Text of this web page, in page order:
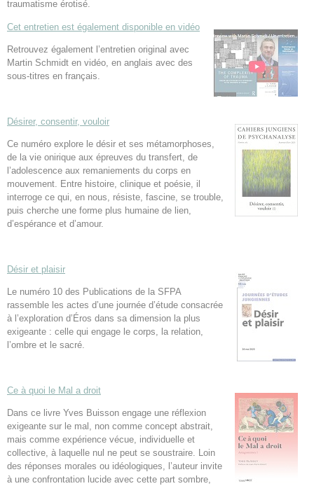
traumatisme érotisé.
Cet entretien est également disponible en vidéo
Retrouvez également l’entretien original avec
Martin Schmidt en vidéo, en anglais avec des
sous-titres en français.
Désirer, consentir, vouloir
Ce numéro explore le désir et ses métamorphoses,
de la vie onirique aux épreuves du transfert, de
l’adolescence aux remaniements du corps en
mouvement. Entre histoire, clinique et poésie, il
interroge ce qui, en nous, résiste, fascine, se trouble,
puis cherche une forme plus humaine de lien,
d’espérance et d’amour.
Désir et plaisir
Le numéro 10 des Publications de la SFPA
rassemble les actes d’une journée d’étude consacrée
à l’exploration d’Éros dans sa dimension la plus
exigeante : celle qui engage le corps, la relation,
l’ombre et le sacré.
Ce à quoi le Mal a droit
Dans ce livre Yves Buisson engage une réflexion
exigeante sur le mal, non comme concept abstrait,
mais comme expérience vécue, individuelle et
collective, à laquelle nul ne peut se soustraire. Loin
des réponses morales ou idéologiques, l’auteur invite
à une confrontation lucide avec cette part sombre,